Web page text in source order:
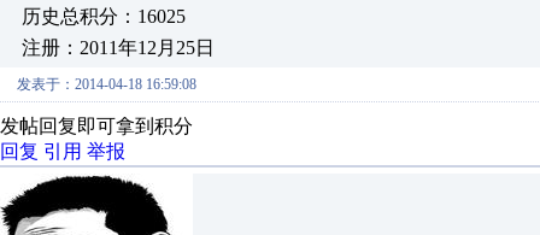
历史总积分：16025
注册：2011年12月25日
发表于：2014-04-18 16:59:08
发帖回复即可拿到积分
回复 引用 举报